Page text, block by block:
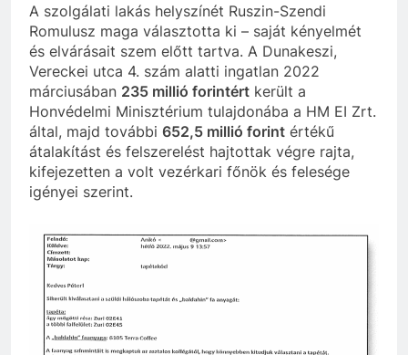
A szolgálati lakás helyszínét Ruszin-Szendi
Romulusz maga választotta ki – saját kényelmét
és elvárásait szem előtt tartva. A Dunakeszi,
Vereckei utca 4. szám alatti ingatlan 2022
márciusában 235 millió forintért került a
Honvédelmi Minisztérium tulajdonába a HM EI Zrt.
által, majd további 652,5 millió forint értékű
átalakítást és felszerelést hajtottak végre rajta,
kifejezetten a volt vezérkari főnök és felesége
igényei szerint.